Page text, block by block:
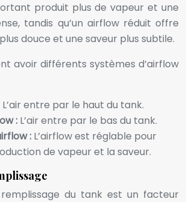
produit plus de vapeur et une
tandis qu’un airflow réduit offre
douce et une saveur plus subtile.
avoir différents systèmes d’airflow
L’air entre par le haut du tank.
: L’air entre par le bas du tank.
: L’airflow est réglable pour
de vapeur et la saveur.
du tank est un facteur